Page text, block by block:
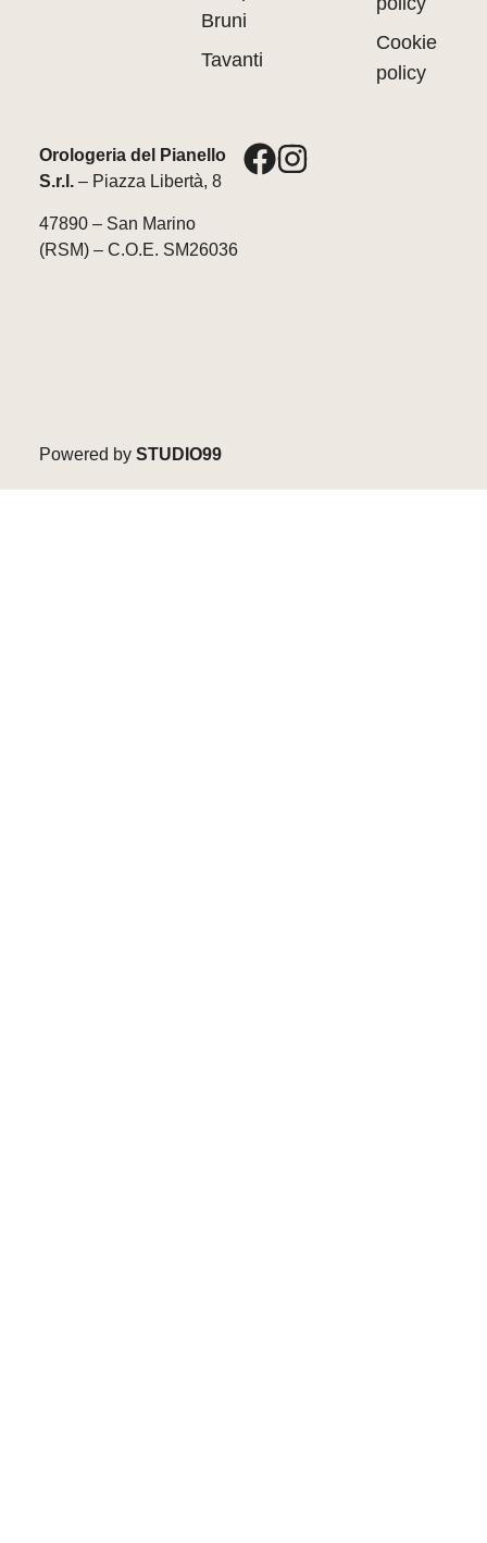
Bruni
Tavanti
Cookie
policy
Orologeria del Pianello
S.r.l.– Piazza Libertà, 8
47890 – San Marino
(RSM) – C.O.E. SM26036
Powered by STUDIO99